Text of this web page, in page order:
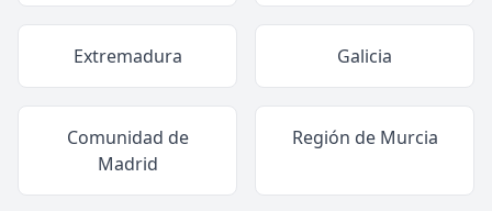
Extremadura Galicia
Comunidad de
Madrid
Región de Murcia